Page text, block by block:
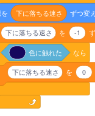
下に落ちる速さ ずつ変
下に落ちる速さ を -1
色に触れた なら
下に落ちる速さ を 0